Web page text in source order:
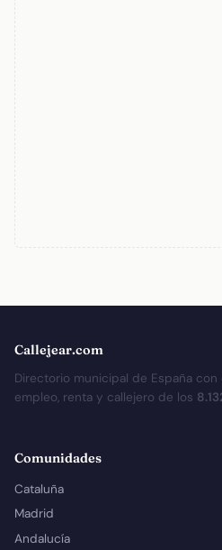
Callejear.com
Directorio municipal de España
empleo, renta y callejero de los
Comunidades
Cataluña
Madrid
Andalucía